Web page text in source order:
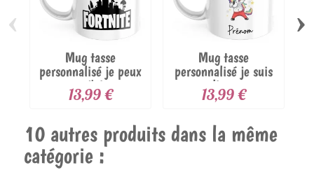
Mug tasse
personnalisé je peux
pas j'ai...
13,99 €
Mug tasse
personnalisé je suis
une licorne...
13,99 €
‹ ›
10 autres produits dans la même
catégorie :